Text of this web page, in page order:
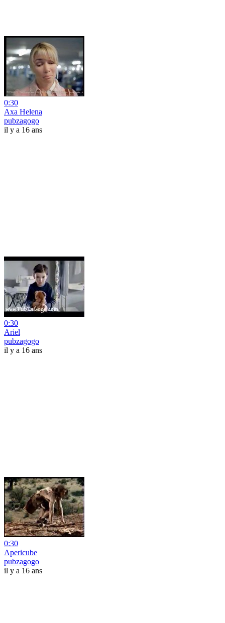
0:30
Axa Helena
pubzagogo
il y a 16 ans
0:30
Ariel
pubzagogo
il y a 16 ans
0:30
Apericube
pubzagogo
il y a 16 ans